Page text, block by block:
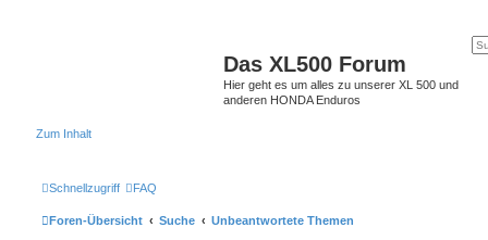
Das XL500 Forum
Hier geht es um alles zu unserer XL 500 und
anderen HONDA Enduros
Zum Inhalt
Schnellzugriff FAQ
Foren-Übersicht Suche Unbeantwortete Themen